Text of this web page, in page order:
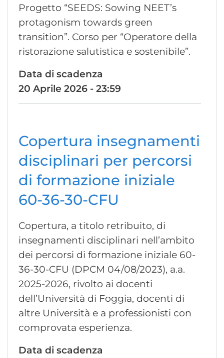
Progetto “SEEDS: Sowing NEET’s
protagonism towards green
transition”. Corso per “Operatore della
ristorazione salutistica e sostenibile”.
Data di scadenza
20 Aprile 2026 - 23:59
Copertura insegnamenti
disciplinari per percorsi
di formazione iniziale
60-36-30-CFU
Copertura, a titolo retribuito, di
insegnamenti disciplinari nell’ambito
dei percorsi di formazione iniziale 60-
36-30-CFU (DPCM 04/08/2023), a.a.
2025-2026, rivolto ai docenti
dell’Università di Foggia, docenti di
altre Università e a professionisti con
comprovata esperienza.
Data di scadenza